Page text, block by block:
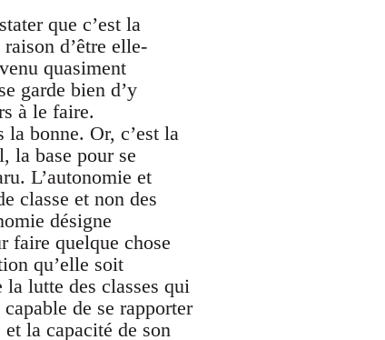
que c’est la
d’être elle-
quasiment
garde bien d’y
à le faire.
la bonne. Or, c’est la
la base pour se
L’autonomie et
classe et non des
désigne
faire quelque chose
qu’elle soit
lutte des classes qui
de se rapporter
la capacité de son